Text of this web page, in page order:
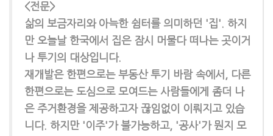
<전문>
삶의 보금자리와 아늑한 쉼터를 의미하던 '집'. 하지
만 오늘날 한국에서 집은 잠시 머물다 떠나는 곳이거
나 투기의 대상입니다.
재개발은 한편으로는 부동산 투기 바람 속에서, 다른
한편으로는 도심으로 모여드는 사람들에게 좀더 나
은 주거환경을 제공하고자 끊임없이 이뤄지고 있습
니다. 하지만 '이주'가 불가능하고, '공사'가 뭔지 모